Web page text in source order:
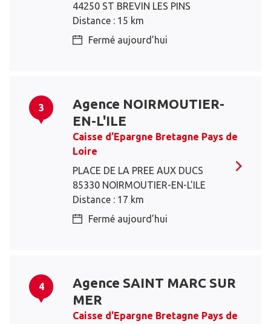
44250 ST BREVIN LES PINS
Distance : 15 km
Fermé aujourd’hui
3
Agence NOIRMOUTIER-
EN-L'ILE
Caisse d’Epargne Bretagne Pays de
Loire
PLACE DE LA PREE AUX DUCS
85330 NOIRMOUTIER-EN-L'ILE
Distance : 17 km
Fermé aujourd’hui
4
Agence SAINT MARC SUR
MER
Caisse d’Epargne Bretagne Pays de